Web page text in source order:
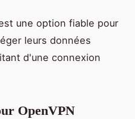
une option fiable pour
leurs données
d'une connexion
OpenVPN